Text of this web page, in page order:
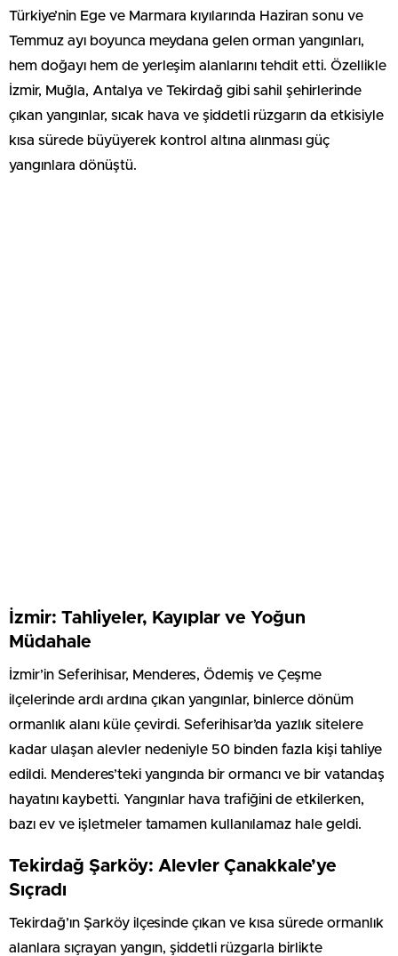
Türkiye’nin Ege ve Marmara kıyılarında Haziran sonu ve
Temmuz ayı boyunca meydana gelen orman yangınları,
hem doğayı hem de yerleşim alanlarını tehdit etti. Özellikle
İzmir, Muğla, Antalya ve Tekirdağ gibi sahil şehirlerinde
çıkan yangınlar, sıcak hava ve şiddetli rüzgarın da etkisiyle
kısa sürede büyüyerek kontrol altına alınması güç
yangınlara dönüştü.
İzmir: Tahliyeler, Kayıplar ve Yoğun
Müdahale
İzmir’in Seferihisar, Menderes, Ödemiş ve Çeşme
ilçelerinde ardı ardına çıkan yangınlar, binlerce dönüm
ormanlık alanı küle çevirdi. Seferihisar’da yazlık sitelere
kadar ulaşan alevler nedeniyle 50 binden fazla kişi tahliye
edildi. Menderes’teki yangında bir ormancı ve bir vatandaş
hayatını kaybetti. Yangınlar hava trafiğini de etkilerken,
bazı ev ve işletmeler tamamen kullanılamaz hale geldi.
Tekirdağ Şarköy: Alevler Çanakkale’ye
Sıçradı
Tekirdağ’ın Şarköy ilçesinde çıkan ve kısa sürede ormanlık
alanlara sıçrayan yangın, şiddetli rüzgarla birlikte